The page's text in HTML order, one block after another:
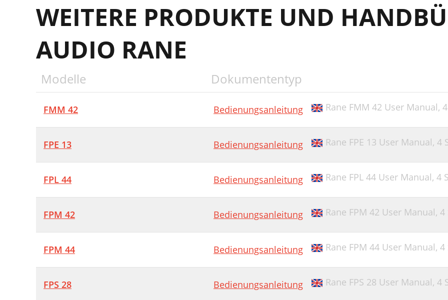
WEITERE PRODUKTE UND
AUDIO RANE
Modelle Dokumententyp
FMM 42 Bedienungsanleitung Rane FMM 42 User Manual,
FPE 13 Bedienungsanleitung Rane FPE 13 User Manual, 4
FPL 44 Bedienungsanleitung Rane FPL 44 User Manual, 4
FPM 42 Bedienungsanleitung Rane FPM 42 User Manual, 4
FPM 44 Bedienungsanleitung Rane FPM 44 User Manual, 4
FPS 28 Bedienungsanleitung Rane FPS 28 User Manual, 4